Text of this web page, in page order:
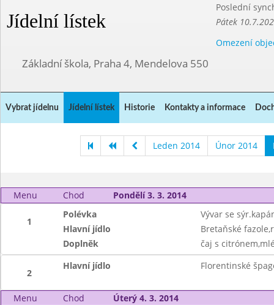
Jídelní lístek
Poslední
Pátek
Omezení
Základní škola, Praha 4, Mendelova 550
Vybrat jídelnu Jídelní lístek Historie Kontakty a informace
Leden 2014 Únor 2014
Menu Chod Pondělí 3. 3. 2014
1
Polévka
Vývar se
Hlavní jídlo
Bretaňské
Doplněk
čaj s
2
Hlavní jídlo Florentinské
Menu Chod Úterý 4. 3. 2014